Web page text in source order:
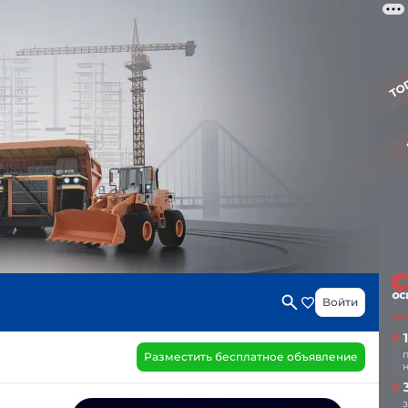
Войти
Разместить бесплатное объявление